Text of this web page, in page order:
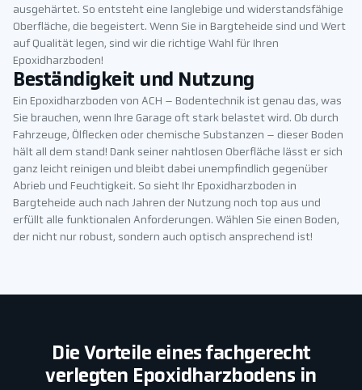
ausgehärtet. So entsteht eine langlebige und widerstandsfähige
Oberfläche, die begeistert. Wenn Sie in Bargteheide sind und Wert
auf Qualität legen, sind wir die richtige Wahl für Ihren
Epoxidharzboden!
Beständigkeit und Nutzung
Ein Epoxidharzboden von ACH – Bodentechnik ist genau das, was
Sie brauchen, wenn Ihre Garage oft stark belastet wird. Ob durch
Fahrzeuge, Ölflecken oder chemische Substanzen – dieser Boden
hält all dem stand! Dank seiner nahtlosen Oberfläche lässt er sich
ganz leicht reinigen und bleibt dabei unempfindlich gegenüber
Abrieb und Feuchtigkeit. So sieht Ihr Epoxidharzboden in
Bargteheide auch nach Jahren der Nutzung noch top aus und
erfüllt alle funktionalen Anforderungen. Wählen Sie einen Boden,
der nicht nur robust, sondern auch optisch ansprechend ist!
Die Vorteile eines fachgerecht
verlegten Epoxidharzbodens in